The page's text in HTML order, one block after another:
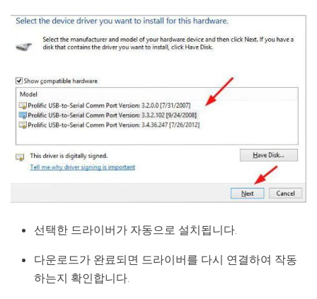
선택한 드라이버가 자동으로 설치됩니다.
다운로드가 완료되면 드라이버를 다시 연결하여 작동
하는지 확인합니다.